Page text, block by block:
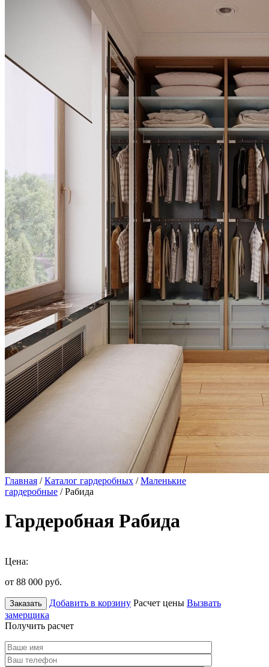
Главная /Каталог гардеробных /Маленькие
гардеробные / Рабида
Гардеробная Рабида
Цена:
от 88 000 руб.
Заказать Добавить в корзину Расчет цены Вызвать
замерщика
Получить расчет